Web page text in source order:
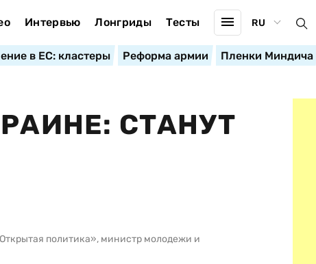
Интервью Лонгриды Тесты RU
в ЕС: кластеры Реформа армии Пленки Миндича
СТАНУТ
политика», министр молодежи и